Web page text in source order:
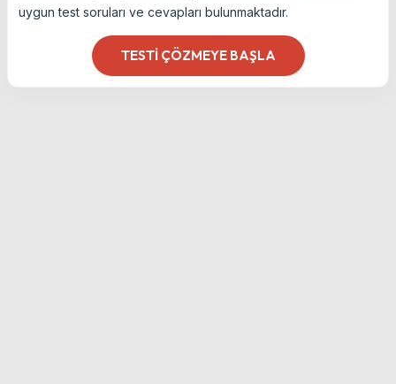
uygun test soruları ve cevapları bulunmaktadır.
TESTI ÇÖZMEYE BAŞLA